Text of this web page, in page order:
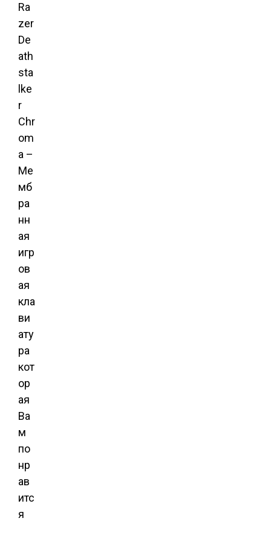
Ra
zer
De
ath
sta
lke
r
Chr
om
a –
Ме
мб
ра
нн
ая
игр
ов
ая
кла
ви
ату
ра
кот
ор
ая
Ва
м
по
нр
ав
итс
я